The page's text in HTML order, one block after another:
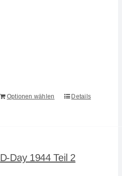
Optionen wählen Details
D-Day 1944 Teil 2